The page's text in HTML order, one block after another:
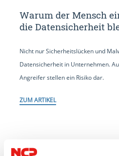
Warum der Mensch
die Datensicherheit
Nicht nur Sicherheitslücken und
Datensicherheit in Unternehmen.
Angreifer stellen ein Risiko dar.
ZUM ARTIKEL